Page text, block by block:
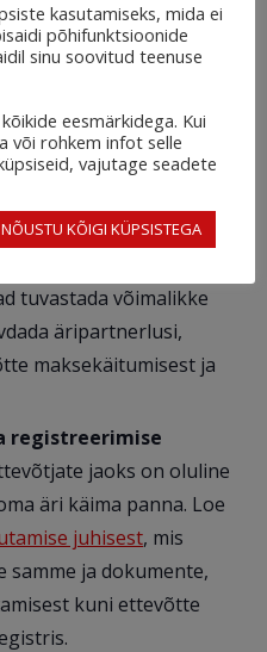
analüüsimiseks ja
Need võivad
turuosast,
krediidiraportid:
ja
võib kasulik
tuvastada võimalikke
äripartnerlusi,
maksekäitumisest ja
registreerimise
jaoks on oluline
äri käima panna. Loe
juhisest, mis
samme ja dokumente,
kuni ettevõtte
kasutamiseks, mida ei
põhifunktsioonide
sinu soovitud teenuse
eesmärkidega. Kui
või rohkem infot selle
vajutage seadete
NÕUSTU KÕIGI KÜPSISTEGA